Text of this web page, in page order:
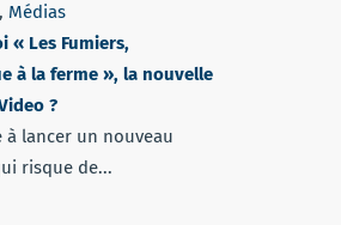
, Médias
« Les Fumiers,
à la ferme », la nouvelle
?
à lancer un nouveau
risque de...